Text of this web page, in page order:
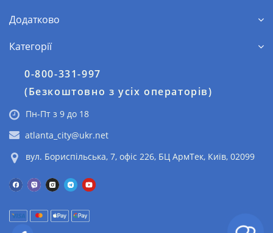
Додатково
Категорії
0-800-331-997
(Безкоштовно з усіх операторів)
Пн-Пт з 9 до 18
atlanta_city@ukr.net
вул. Бориспільська, 7, офіс 226, БЦ АрмТек, Київ, 02099